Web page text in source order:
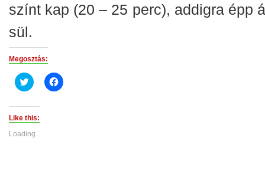
színt kap (20 – 25 perc), addigra épp
sül.
Megosztás:
Click
to
(Opens
new
Click
to
Like this:
Loading...